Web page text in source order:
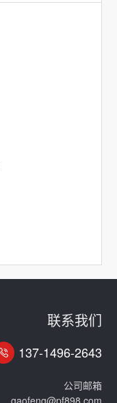
联系我们
137-1496-2643
公司邮箱